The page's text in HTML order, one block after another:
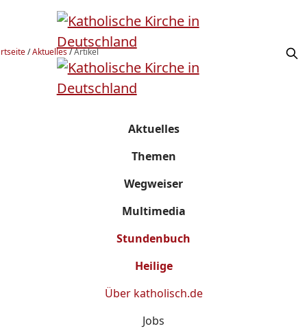
/Aktuelles/Artikel
Aktuelles
Themen
Wegweiser
Multimedia
Stundenbuch
Heilige
Über katholisch.de
Jobs